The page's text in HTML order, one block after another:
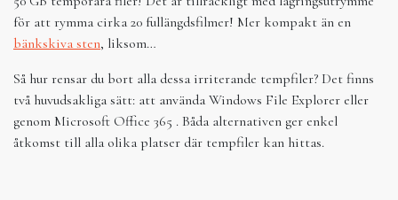
för att rymma cirka 20 fullängdsfilmer! Mer kompakt än en
bänkskiva sten, liksom…
Så hur rensar du bort alla dessa irriterande tempfiler? Det finns
två huvudsakliga sätt: att använda Windows File Explorer eller
genom Microsoft Office 365 . Båda alternativen ger enkel
åtkomst till alla olika platser där tempfiler kan hittas.